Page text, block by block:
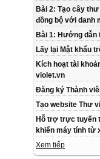
Bài 2: Tạo cây
đồng bộ với danh
Bài 1: Hướng
Lấy lại Mật khẩu
Kích hoạt tài
violet.vn
Đăng ký Thành
Tạo website Thư
Hỗ trợ trực tuyến
khiển máy tính từ
Xem tiếp